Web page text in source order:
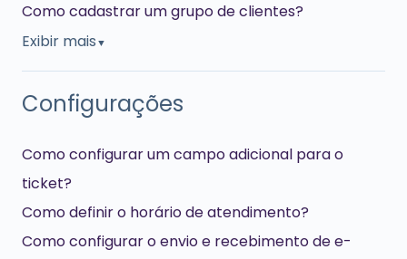
Como cadastrar um grupo de clientes?
Exibir mais▼
Configurações
Como configurar um campo adicional para o
ticket?
Como definir o horário de atendimento?
Como configurar o envio e recebimento de e-